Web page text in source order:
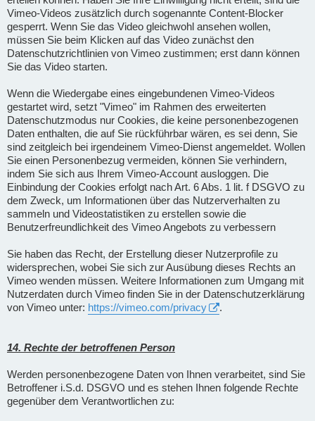
Vimeo-Videos zusätzlich durch sogenannte Content-Blocker
gesperrt. Wenn Sie das Video gleichwohl ansehen wollen,
müssen Sie beim Klicken auf das Video zunächst den
Datenschutzrichtlinien von Vimeo zustimmen; erst dann können
Sie das Video starten.
Wenn die Wiedergabe eines eingebundenen Vimeo-Videos
gestartet wird, setzt "Vimeo" im Rahmen des erweiterten
Datenschutzmodus nur Cookies, die keine personenbezogenen
Daten enthalten, die auf Sie rückführbar wären, es sei denn, Sie
sind zeitgleich bei irgendeinem Vimeo-Dienst angemeldet. Wollen
Sie einen Personenbezug vermeiden, können Sie verhindern,
indem Sie sich aus Ihrem Vimeo-Account ausloggen. Die
Einbindung der Cookies erfolgt nach Art. 6 Abs. 1 lit. f DSGVO zu
dem Zweck, um Informationen über das Nutzerverhalten zu
sammeln und Videostatistiken zu erstellen sowie die
Benutzerfreundlichkeit des Vimeo Angebots zu verbessern
Sie haben das Recht, der Erstellung dieser Nutzerprofile zu
widersprechen, wobei Sie sich zur Ausübung dieses Rechts an
Vimeo wenden müssen. Weitere Informationen zum Umgang mit
Nutzerdaten durch Vimeo finden Sie in der Datenschutzerklärung
von Vimeo unter: https://vimeo.com/privacy .
14. Rechte der betroffenen Person
Werden personenbezogene Daten von Ihnen verarbeitet, sind Sie
Betroffener i.S.d. DSGVO und es stehen Ihnen folgende Rechte
gegenüber dem Verantwortlichen zu: